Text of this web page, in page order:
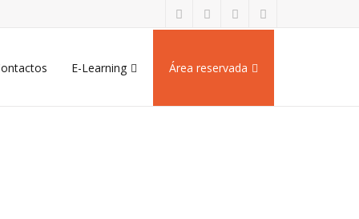
E-Learning Área reservada